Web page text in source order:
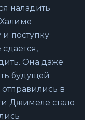
наладить
поступку
Она даже
будущей
в
Джимеле стало